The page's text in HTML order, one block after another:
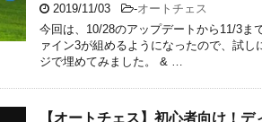
2019/11/03 -オートチェス
今回は、10/28のアップデートから11/3ま
ァイン3が組めるようになったので、試
ジで埋めてみました。 & …
【オートチェス】初心者向け！